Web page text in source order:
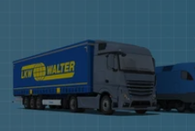
Центральная Азия
Россия